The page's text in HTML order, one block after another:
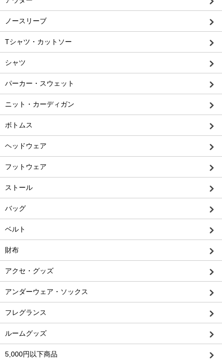
ノースリーブ
Tシャツ・カットソー
シャツ
パーカー・スウェット
ニット・カーディガン
ボトムス
ヘッドウェア
フットウェア
ストール
バッグ
ベルト
財布
アクセ・グッズ
アンダーウェア・ソックス
フレグランス
ルームグッズ
5,000円以下商品